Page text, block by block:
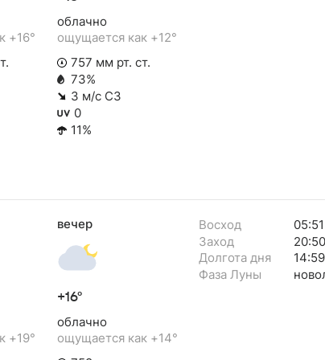
+16°
облачно
ощущается как +12°
757 мм рт. ст.
73%
3 м/с СЗ
0
11%
+19°
вечер
+16°
облачно
ощущается как +14°
Восход
05:51
Заход
20:50
Долгота дня
14:59
Фаза Луны